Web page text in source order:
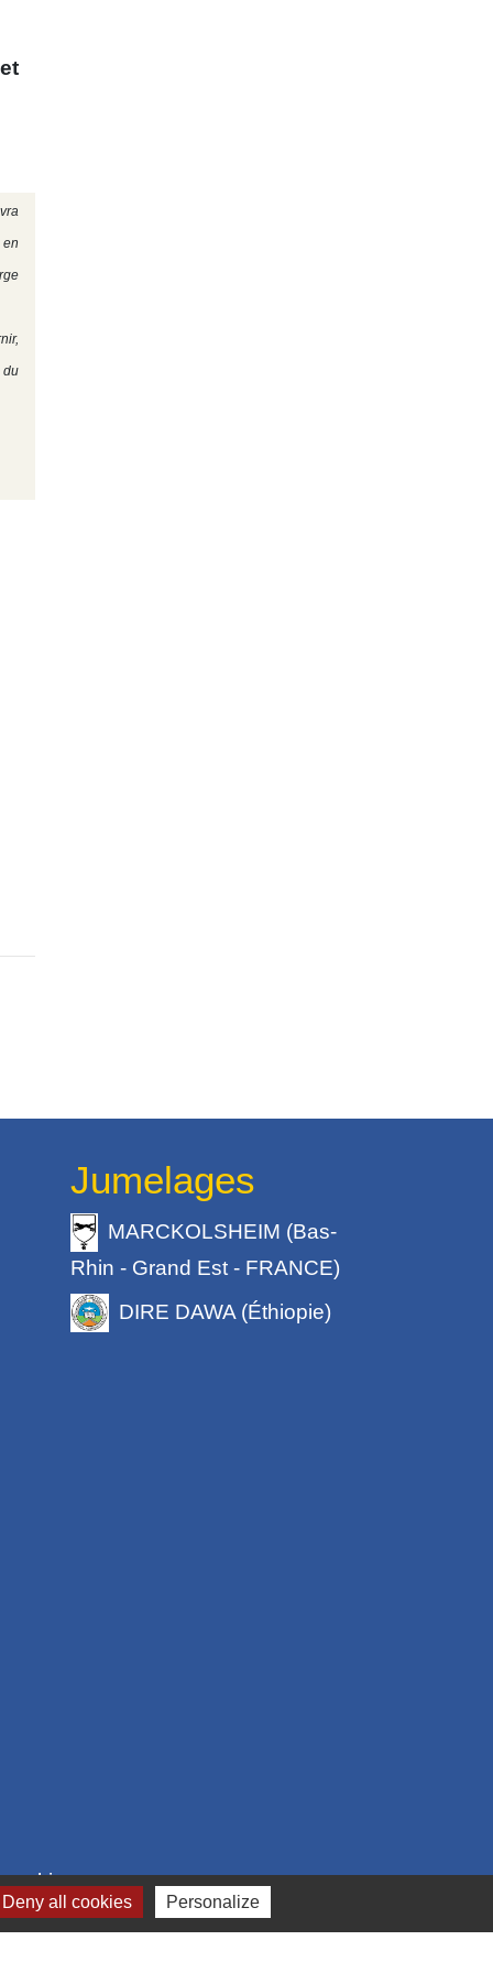
du
Jumelages
MARCKOLSHEIM (Bas-
Rhin - Grand Est - FRANCE)
DIRE DAWA (Éthiopie)
Deny all cookies Personalize